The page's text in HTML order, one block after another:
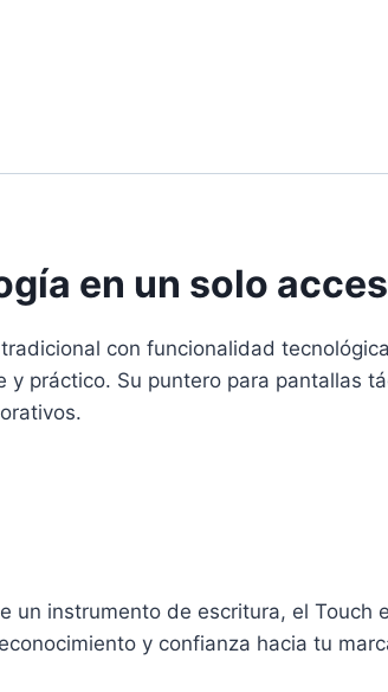
en un solo
con funcionalidad
práctico. Su puntero para pantallas
instrumento de escritura, el Touch
y confianza hacia tu